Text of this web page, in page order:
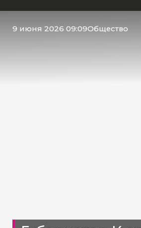
9 июня 2026 09:09Общество